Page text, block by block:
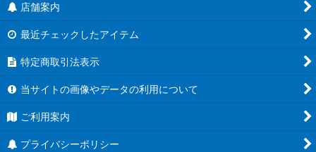
店舗案内
最近チェックしたアイテム
特定商取引法表示
当サイトの画像やデータの利用について
ご利用案内
プライバシーポリシー